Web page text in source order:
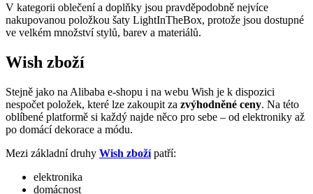
V kategorii oblečení a doplňky jsou pravděpodobně nejvíce
nakupovanou položkou šaty LightInTheBox, protože jsou dostupné
ve velkém množství stylů, barev a materiálů.
Wish zboží
Stejně jako na Alibaba e-shopu i na webu Wish je k dispozici
nespočet položek, které lze zakoupit za zvýhodněné ceny. Na této
oblíbené platformě si každý najde něco pro sebe – od elektroniky až
po domácí dekorace a módu.
Mezi základní druhy Wish zbožípatří:
elektronika
domácnost